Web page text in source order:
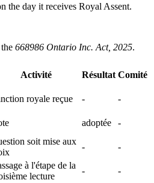
the day it receives Royal Assent.
668986 Ontario Inc. Act, 2025.
Activité Résultat Comité
royale reçue -
-
adoptée
-
soit mise aux
-
-
à l'étape de la
lecture
-
-